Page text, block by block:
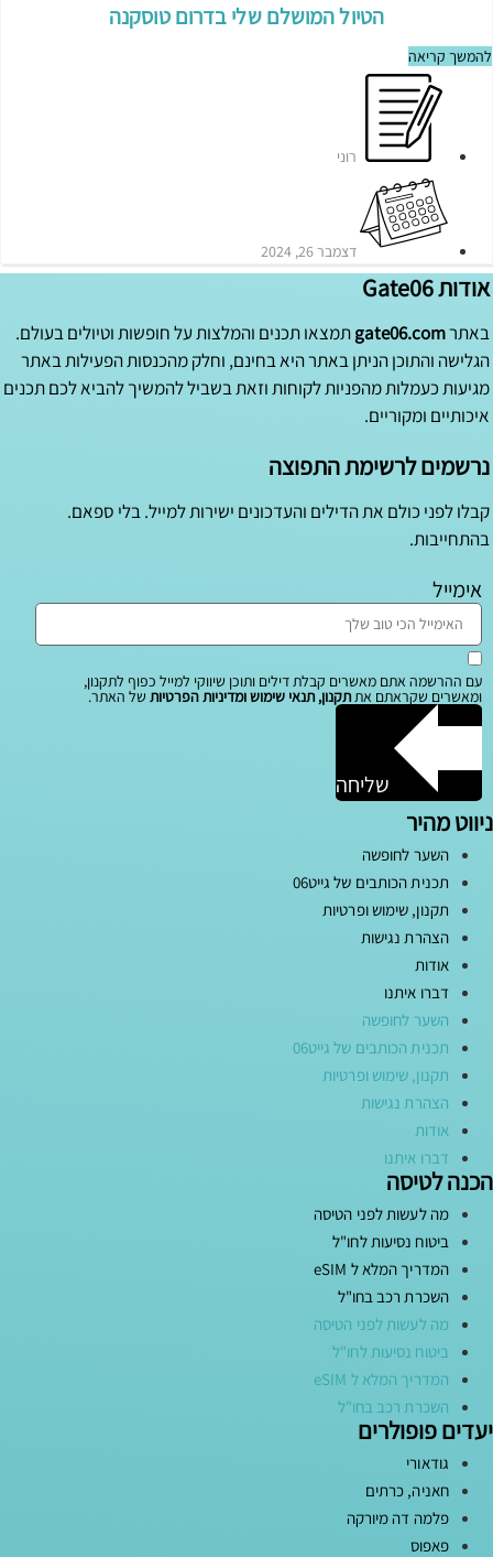
הטיול המושלם שלי בדרום טוסקנה
להמשך קריאה
רוני
דצמבר 26, 2024
אודות Gate06
באתרgate06.comתמצאו תכנים והמלצות על חופשות וטיולים בעולם.
הגלישה והתוכן הניתן באתר היא בחינם, וחלק מהכנסות הפעילות באתר
מגיעות כעמלות מהפניות לקוחות וזאת בשביל להמשיך להביא לכם תכנים
איכותיים ומקוריים.
נרשמים לרשימת התפוצה
קבלו לפני כולם את הדילים והעדכונים ישירות למייל. בלי ספאם.
בהתחייבות.
אימייל
עם ההרשמה אתם מאשרים קבלת דילים ותוכן שיווקי למייל כפוף לתקנון,
ומאשרים שקראתם אתתקנון, תנאי שימוש ומדיניות הפרטיות של האתר.
שליחה
ניווט מהיר
השער לחופשה
תכנית הכותבים של גייט06
תקנון, שימוש ופרטיות
הצהרת נגישות
אודות
דברו איתנו
השער לחופשה
תכנית הכותבים של גייט06
תקנון, שימוש ופרטיות
הצהרת נגישות
אודות
דברו איתנו
הכנה לטיסה
מה לעשות לפני הטיסה
ביטוח נסיעות לחו"ל
המדריך המלא ל eSIM
השכרת רכב בחו"ל
מה לעשות לפני הטיסה
ביטוח נסיעות לחו"ל
המדריך המלא ל eSIM
השכרת רכב בחו"ל
יעדים פופולרים
גודאורי
חאניה, כרתים
פלמה דה מיורקה
פאפוס